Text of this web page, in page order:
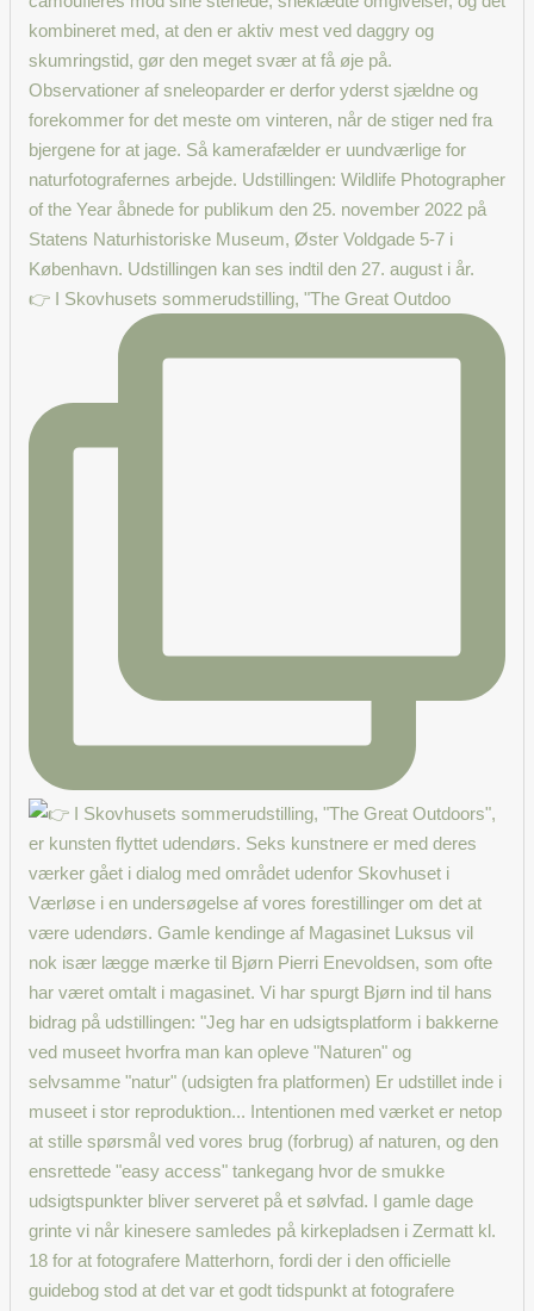
👉 I Skovhusets sommerudstilling, "The Great Outdoo